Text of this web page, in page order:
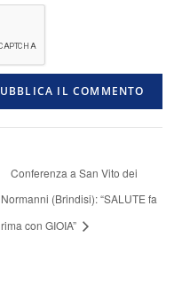
Conferenza a San Vito dei
Normanni (Brindisi): “SALUTE fa
rima con GIOIA”